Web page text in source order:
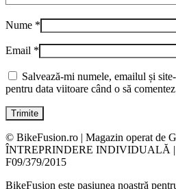
Nume *
Email *
Salvează-mi numele, emailul și
pentru data viitoare când o să
© BikeFusion.ro | Magazin operat de
ÎNTREPRINDERE INDIVIDUALĂ |
F09/379/2015
BikeFusion este pasiunea noastră